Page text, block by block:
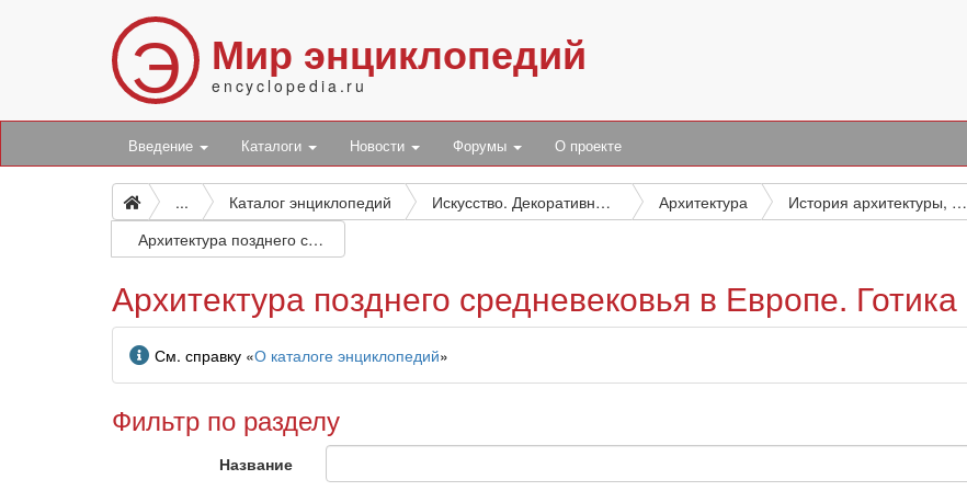
Э Мир энциклопедий
encyclopedia.ru
Введение Каталоги Новости Форумы О проекте
... Каталог энциклопедий Искусство. Декоративно-прикладное искусство. Фотография. Музыка. Игры. Спорт Архитектура История архитектуры, периоды и фазы. Стили, направления и влияния
Архитектура позднего средневековья в Европе. Готика
Архитектура позднего средневековья в Европе. Готика
Информация
См. справку «О каталоге энциклопедий»
Фильтр по разделу
Название